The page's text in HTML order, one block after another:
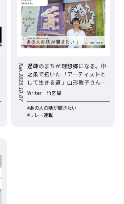
Tue.2025.10.07 過疎のまちが理想郷になる。中
之条で拓いた「アーティストと
して生きる道」山形敦子さん
【リレー連載・あの人の話が聞
Writer 竹宮 周
#あの人の話が聞きたい
#リレー連載